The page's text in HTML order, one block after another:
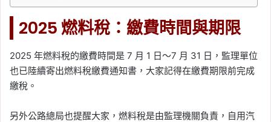
2025 燃料稅：繳費時間與期限
2025 年燃料稅的繳費時間是 7 月 1 日～7 月 31 日，監理單位
也已陸續寄出燃料稅繳費通知書，大家記得在繳費期限前完成
繳稅。
另外公路總局也提醒大家，燃料稅是由監理機關負責，自用汽